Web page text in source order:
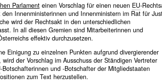
Parlamenteinen Vorschlag für einen neuen EU-
Innenministerinnen und Innenministern im Rat für
wird der Rechtsakt in den unterschiedlichen
In all diesen Gremien sind Mitarbeiterinnen und
effektiv durchzusetzen.
Einigung zu einzelnen Punkten aufgrund divergierender
der Vorschlag im Ausschuss der Ständigen Vertreter
-Botschafterinnen und -Botschafter der Mitgliedstaaten
zum Text herzustellen.